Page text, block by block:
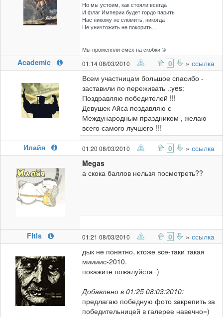
Но мы устоим, как стояли всегда
И флаг Империи будет гордо парить
Нас никому не сломить, никогда
Не уничтожить не покорить...
Мы променяли смех на скобки ©
Academic 01:14 08/03/2010 0 » ссылка
Всем участницам большое спасибо -
заставили по переживать .:yes:
Поздравляю победителей !!!
Девушек Айса поздавляю с
Международным праздником , желаю
всего самого лучшего !!!
Илайя
01:20 08/03/2010 0 » ссылка
Megas
а скока баллов нельзя посмотреть??
FItIs 01:21 08/03/2010 0 » ссылка
дык не понятно, ктоже все-таки такая
миииис-2010.
покажите пожалуйста=)
Добавлено в 01:25 08:03:2010:
предлагаю победную фото закрепить за
победительницей в галерее навечно=)